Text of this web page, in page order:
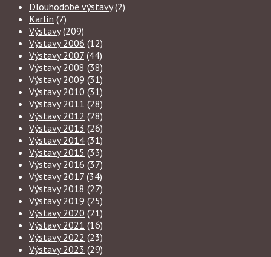
Dlouhodobé výstavy(2)
Karlín (7)
Výstavy(209)
Výstavy 2006 (12)
Výstavy 2007 (44)
Výstavy 2008 (38)
Výstavy 2009 (31)
Výstavy 2010 (31)
Výstavy 2011 (28)
Výstavy 2012 (28)
Výstavy 2013 (26)
Výstavy 2014 (31)
Výstavy 2015 (33)
Výstavy 2016 (37)
Výstavy 2017 (34)
Výstavy 2018 (27)
Výstavy 2019 (25)
Výstavy 2020 (21)
Výstavy 2021 (16)
Výstavy 2022 (23)
Výstavy 2023 (29)